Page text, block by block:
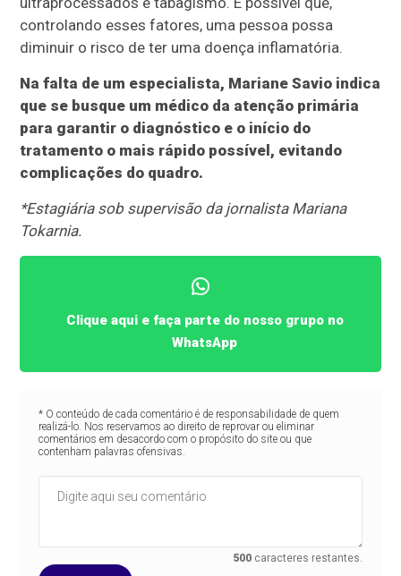
controlando esses fatores, uma pessoa possa
diminuir o risco de ter uma doença inflamatória.
Na falta de um especialista, Mariane Savio indica
que se busque um médico da atenção primária
para garantir o diagnóstico e o início do
tratamento o mais rápido possível, evitando
complicações do quadro.
*Estagiária sob supervisão da jornalista Mariana
Tokarnia.
Clique aqui e faça parte do nosso grupo no
WhatsApp
* O conteúdo de cada comentário é de responsabilidade de quem
realizá-lo. Nos reservamos ao direito de reprovar ou eliminar
comentários em desacordo com o propósito do site ou que
contenham palavras ofensivas.
500 caracteres restantes.